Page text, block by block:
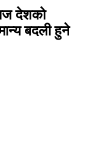
देशको
बदली हुने